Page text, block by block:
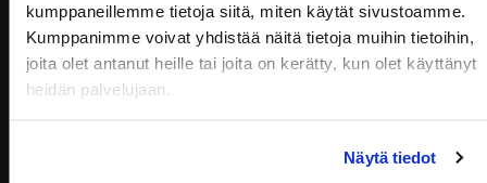
kumppaneillemme tietoja siitä, miten käytät sivustoamme.
Kumppanimme voivat yhdistää näitä tietoja muihin tietoihin,
joita olet antanut heille tai joita on kerätty, kun olet käyttänyt
heidän palvelujaan.
Näytä tiedot